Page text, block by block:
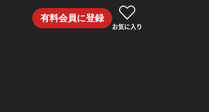
有料会員に登録
お気に入り